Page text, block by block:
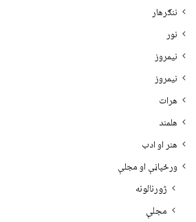
ننګرهار
نور
نيمروز
نیمروز
هرات
هلمند
هنر او ادب
ورځپاڼې او مجلې
ژورنالونه
مجلې